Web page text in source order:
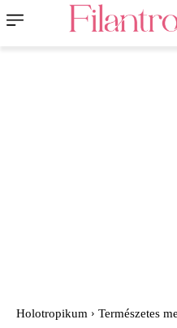
Holotropikum Természetes